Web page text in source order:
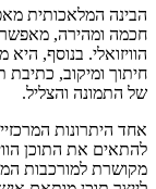
הבינה המלאכותית
חכמה ומהירה,
הוויזואלי. בנוסף,
חיתוך ומיקוב,
של התמונה והצליל.
אחד היתרונות
להתאים את התוכן
מקושרת למורכבות